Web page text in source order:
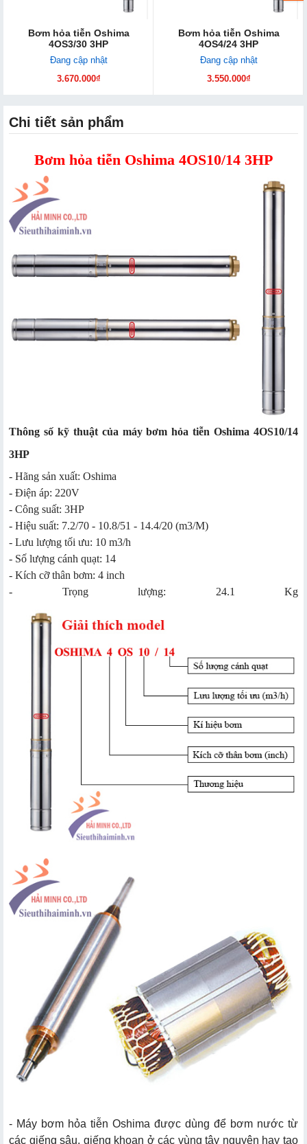
Bơm hỏa tiễn Oshima
4OS3/30 3HP
Đang cập nhật
3.670.000₫
Bơm hỏa tiễn Oshima
4OS4/24 3HP
Đang cập nhật
3.550.000₫
Chi tiết sản phẩm
Bơm hỏa tiễn Oshima 4OS10/14 3HP
Thông số kỹ thuật của máy bơm hỏa tiễn Oshima 4OS10/14
3HP
- Hãng sản xuất: Oshima
- Điện áp: 220V
- Công suất: 3HP
- Hiệu suất: 7.2/70 - 10.8/51 - 14.4/20 (m3/M)
- Lưu lượng tối ưu: 10 m3/h
- Số lượng cánh quạt: 14
- Kích cỡ thân bơm: 4 inch
- Trọng lượng: 24.1 Kg
- Máy bơm hỏa tiễn Oshima được dùng để bơm nước từ
các giếng sâu, giếng khoan ở các vùng tây nguyên hay tạo